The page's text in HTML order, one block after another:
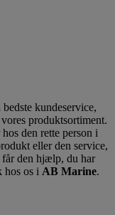
kundeservice,
produktsortiment.
den rette person i
eller den service,
får den hjælp, du har
hos os i AB Marine.